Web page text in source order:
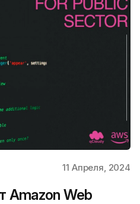
11 Апреля, 2024
Amazon Web